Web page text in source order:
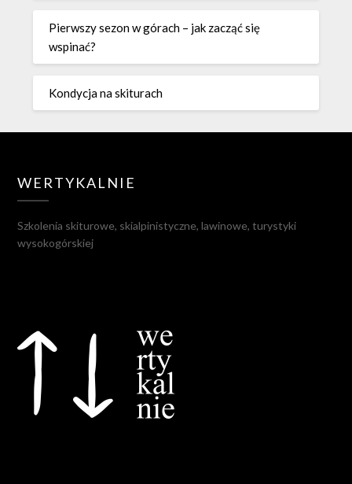
Pierwszy sezon w górach – jak zacząć się
wspinać?
Kondycja na skiturach
WERTYKALNIE
Szkolenia skiturowe, skialpinistyczne, lawinowe, turystyki
wysokogórskiej